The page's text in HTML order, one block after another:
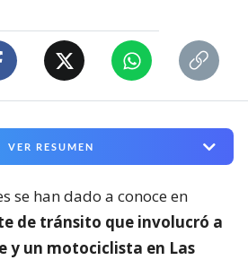
VER RESUMEN
se han dado a conoce en
de tránsito que involucró a
y un motociclista en Las